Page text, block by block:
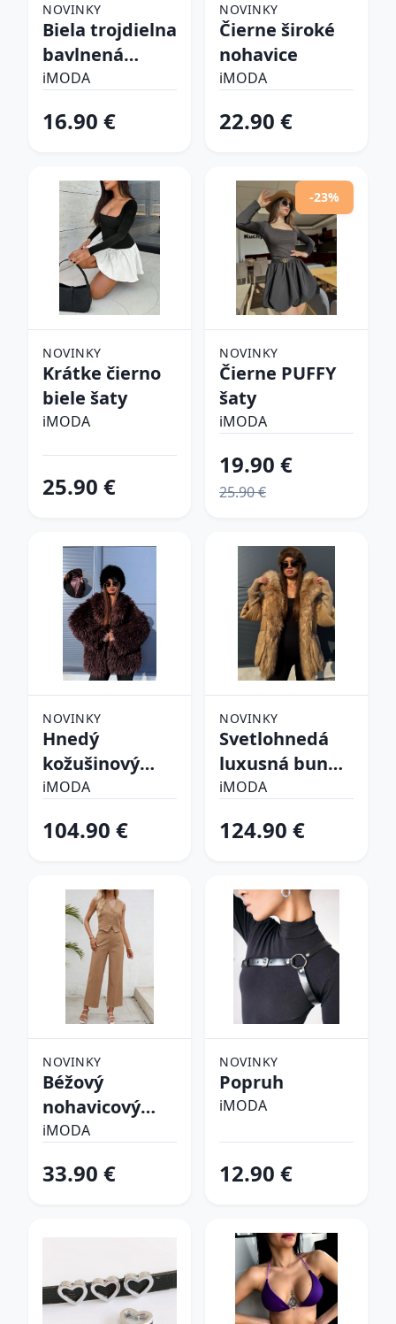
NOVINKY
Biela trojdielna
bavlnená
súprava
iMODA
16.90 €
NOVINKY
Čierne široké
nohavice
iMODA
22.90 €
NOVINKY
Krátke čierno
biele šaty
iMODA
25.90 €
-23%
NOVINKY
Čierne PUFFY
šaty
iMODA
19.90 €
25.90 €
NOVINKY
Hnedý
kožušinový
kabát CHOCO
iMODA
104.90 €
NOVINKY
Svetlohnedá
luxusná bunda
s kožušinou
iMODA
124.90 €
NOVINKY
Béžový
nohavicový
komplet
iMODA
33.90 €
NOVINKY
Popruh
iMODA
12.90 €